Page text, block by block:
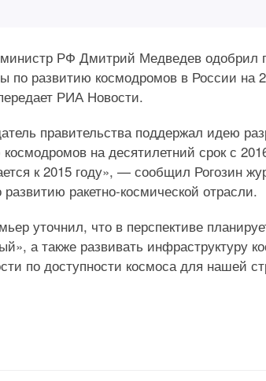
РФ Дмитрий Медведев одобрил
по развитию космодромов в России
РИА Новости.
правительства поддержал идею
на десятилетний срок с
к 2015 году», — сообщил Рогозин
развитию ракетно-космической отрасли.
уточнил, что в перспективе
а также развивать инфраструктуру
по доступности космоса для нашей